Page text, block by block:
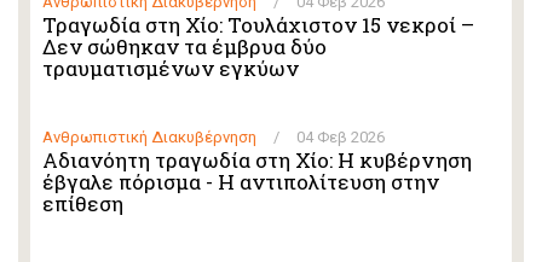
Τραγωδία στη Χίο: Τουλάχιστον 15 νεκροί –
Δεν σώθηκαν τα έμβρυα δύο
τραυματισμένων εγκύων
Ανθρωπιστική Διακυβέρνηση / 04 Φεβ 2026
Αδιανόητη τραγωδία στη Χίο: Η κυβέρνηση
έβγαλε πόρισμα - Η αντιπολίτευση στην
επίθεση